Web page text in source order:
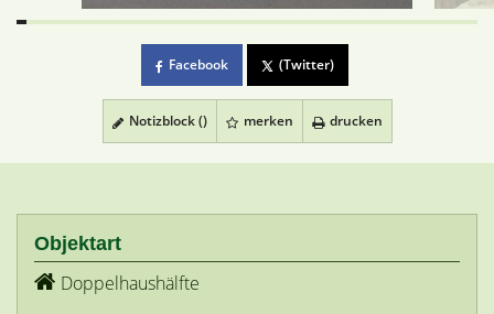
Facebook (Twitter)
Notizblock () merken drucken
Objektart
Doppelhaushälfte